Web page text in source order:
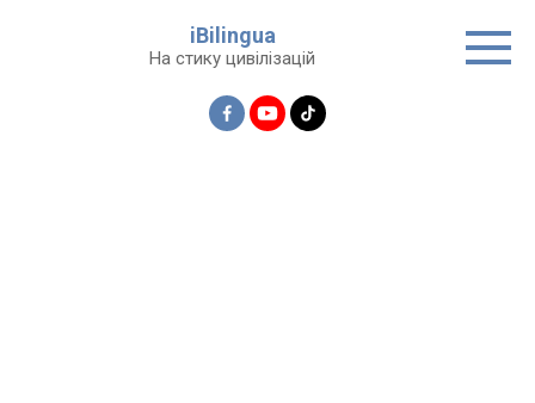
iBilingua
На стику цивілізацій